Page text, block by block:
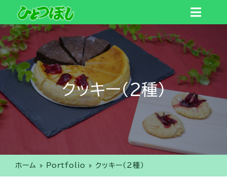
Skip
to
content
トップ
ひとつぼしについて
作業内容
クッキー(2種)
ホーム » Portfolio » クッキー(2種)